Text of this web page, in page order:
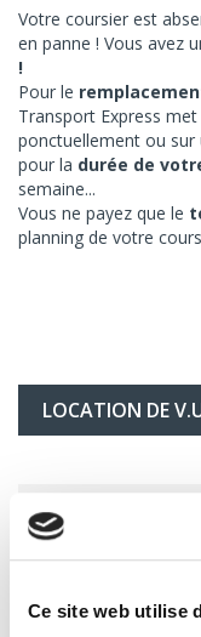
Ce site web utilise
Votre coursier est
en panne ! Vous avez
!
Pour le
Transport Express met
ponctuellement ou sur
pour la durée de
semaine...
Vous ne payez que le
planning de votre
LOCATION DE